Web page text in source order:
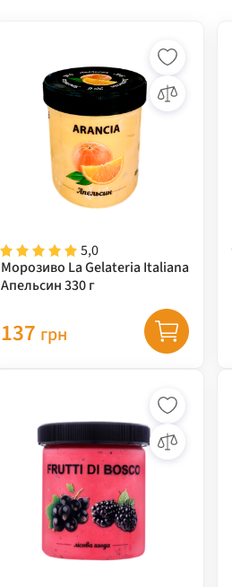
5,0
Морозиво La Gelateria Italiana
Апельсин 330 г
137 грн